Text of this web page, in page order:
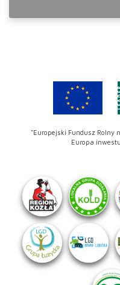
"Europejski Fundusz Rolny
Europa